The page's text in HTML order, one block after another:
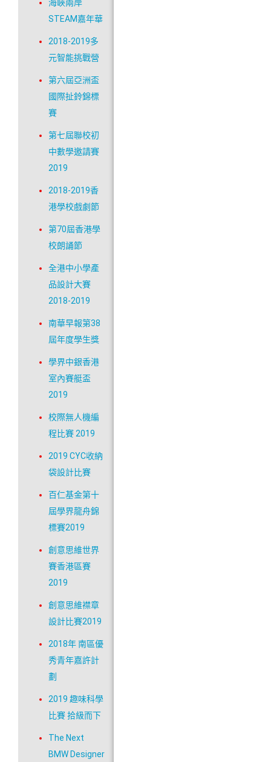
海峽兩岸
STEAM嘉年華
2018-2019多
元智能挑戰營
第六屆亞洲盃
國際扯鈴錦標
賽
第七屆聯校初
中數學邀請賽
2019
2018-2019香
港學校戲劇節
第70屆香港學
校朗誦節
全港中小學產
品設計大賽
2018-2019
南華早報第38
屆年度學生獎
學界中銀香港
室內賽艇盃
2019
校際無人機編
程比賽 2019
2019 CYC收納
袋設計比賽
百仁基金第十
屆學界龍舟錦
標賽2019
創意思維世界
賽香港區賽
2019
創意思維襟章
設計比賽2019
2018年 南區優
秀青年嘉許計
劃
2019 趣味科學
比賽 拾級而下
The Next
BMW Designer